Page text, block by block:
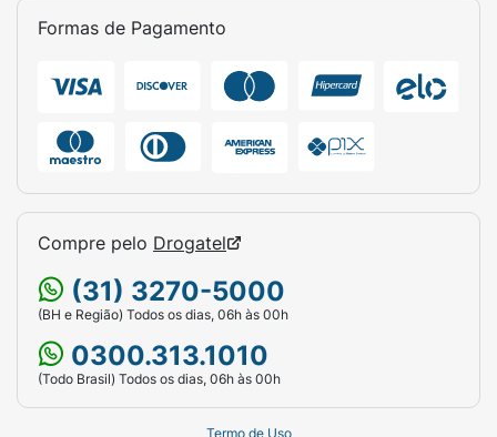
Formas de Pagamento
Compre pelo Drogatel
(31) 3270-5000
(BH e Região) Todos os dias, 06h às 00h
0300.313.1010
(Todo Brasil) Todos os dias, 06h às 00h
Termo de Uso